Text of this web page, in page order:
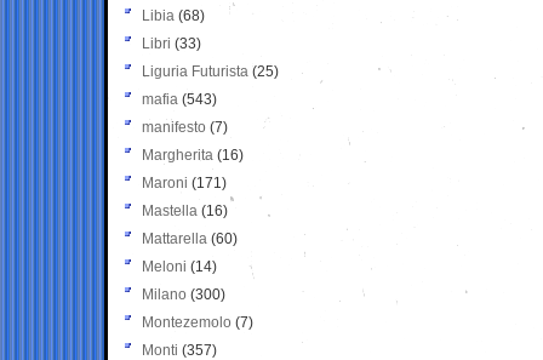
Libia (68)
Libri (33)
Liguria Futurista (25)
mafia (543)
manifesto (7)
Margherita (16)
Maroni (171)
Mastella (16)
Mattarella (60)
Meloni (14)
Milano (300)
Montezemolo (7)
Monti (357)